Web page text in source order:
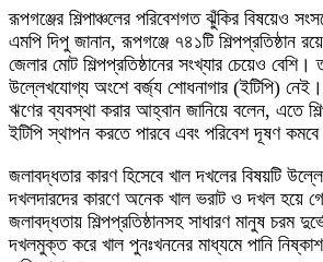
রূপগঞ্জের শিল্পাঞ্চলের পরিবেশগত ঝুঁকির বিষয়েও
এমপি দিপু জানান, রূপগঞ্জে ৭৪১টি শিল্পপ্রতিষ্ঠান
জেলার মোট শিল্পপ্রতিষ্ঠানের সংখ্যার চেয়েও বেশি।
উল্লেখযোগ্য অংশে বর্জ্য শোধনাগার (ইটিপি) নেই।
ঋণের ব্যবস্থা করার আহ্বান জানিয়ে বলেন, এতে
ইটিপি স্থাপন করতে পারবে এবং পরিবেশ দূষণ
জলাবদ্ধতার কারণ হিসেবে খাল দখলের বিষয়টি
দখলদারদের কারণে অনেক খাল ভরাট ও দখল হয়ে
জলাবদ্ধতায় শিল্পপ্রতিষ্ঠানসহ সাধারণ মানুষ চরম
দখলমুক্ত করে খাল পুনঃখননের মাধ্যমে পানি